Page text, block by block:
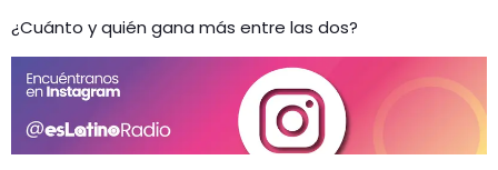
¿Cuánto y quién gana más entre las dos?